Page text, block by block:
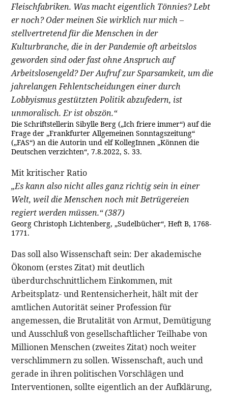
Fleischfabriken. Was macht eigentlich Tönnies? Lebt
er noch? Oder meinen Sie wirklich nur mich –
stellvertretend für die Menschen in der
Kulturbranche, die in der Pandemie oft arbeitslos
geworden sind oder fast ohne Anspruch auf
Arbeitslosengeld? Der Aufruf zur Sparsamkeit, um die
jahrelangen Fehlentscheidungen einer durch
Lobbyismus gestützten Politik abzufedern, ist
unmoralisch. Er ist obszön.“
Die Schriftstellerin Sibylle Berg („Ich friere immer“) auf die
Frage der „Frankfurter Allgemeinen Sonntagszeitung“
(„FAS“) an die Autorin und elf KollegInnen „Können die
Deutschen verzichten“, 7.8.2022, S. 33.
Mit kritischer Ratio
„Es kann also nicht alles ganz richtig sein in einer
Welt, weil die Menschen noch mit Betrügereien
regiert werden müssen.“ (387)
Georg Christoph Lichtenberg, „Sudelbücher“, Heft B, 1768-
1771.
Das soll also Wissenschaft sein: Der akademische
Ökonom (erstes Zitat) mit deutlich
überdurchschnittlichem Einkommen, mit
Arbeitsplatz- und Rentensicherheit, hält mit der
amtlichen Autorität seiner Profession für
angemessen, die Brutalität von Armut, Demütigung
und Ausschluß von gesellschaftlicher Teilhabe von
Millionen Menschen (zweites Zitat) noch weiter
verschlimmern zu sollen. Wissenschaft, auch und
gerade in ihren politischen Vorschlägen und
Interventionen, sollte eigentlich an der Aufklärung,